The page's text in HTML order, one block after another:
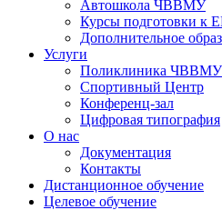
Автошкола ЧВВМУ
Курсы подготовки к
Дополнительное
Услуги
Поликлиника ЧВВМУ
Спортивный Центр
Конференц-зал
Цифровая типография
О нас
Документация
Контакты
Дистанционное обучение
Целевое обучение